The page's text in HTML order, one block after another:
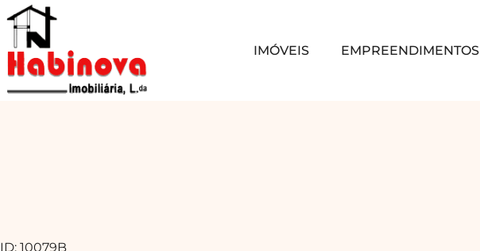
IMÓVEIS EMPREENDIMENTOS
ID: 10079B